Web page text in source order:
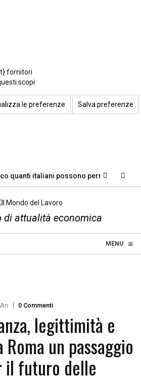
fornitori
scopi
le preferenze
Salva preferenze
italiani possono permettersi le…
di attualità economica
MENU ≡
☰
0 Commenti
legittimità e
un passaggio
il futuro delle